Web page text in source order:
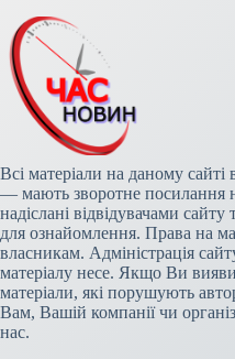
Всі матеріали на даному сайті
— мають зворотне посилання
надіслані відвідувачами
для ознайомлення. Права на
власникам. Адміністрація
матеріалу несе. Якщо Ви
матеріали, які порушують
Вам, Вашій компанії чи
нас.